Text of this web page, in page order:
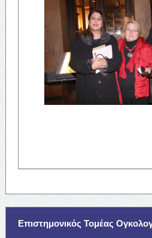
Επιστημονικός Τομέας